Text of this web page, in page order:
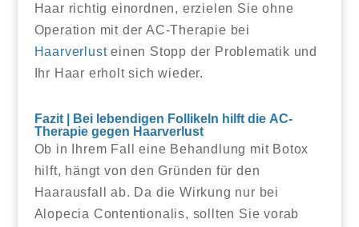
Haar richtig einordnen, erzielen Sie ohne
Operation mit der AC-Therapie bei
Haarverlusteinen Stopp der Problematik und
Ihr Haar erholt sich wieder.
Fazit | Bei lebendigen Follikeln hilft die AC-
Therapie gegen Haarverlust
Ob in Ihrem Fall eine Behandlung mit Botox
hilft, hängt von den Gründen für den
Haarausfall ab. Da die Wirkung nur bei
Alopecia Contentionalis, sollten Sie vorab